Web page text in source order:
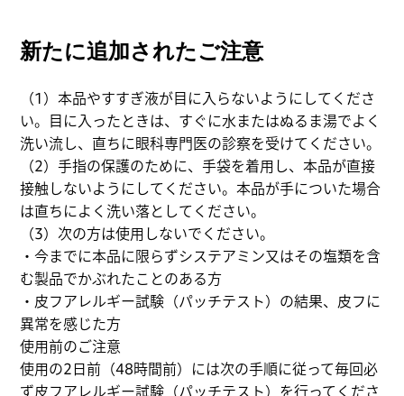
新たに追加されたご注意
（1）本品やすすぎ液が目に入らないようにしてくださ
い。目に入ったときは、すぐに水またはぬるま湯でよく
洗い流し、直ちに眼科専門医の診察を受けてください。
（2）手指の保護のために、手袋を着用し、本品が直接
接触しないようにしてください。本品が手についた場合
は直ちによく洗い落としてください。
（3）次の方は使用しないでください。
・今までに本品に限らずシステアミン又はその塩類を含
む製品でかぶれたことのある方
・皮フアレルギー試験（パッチテスト）の結果、皮フに
異常を感じた方
使用前のご注意
使用の2日前（48時間前）には次の手順に従って毎回必
ず皮フアレルギー試験（パッチテスト）を行ってくださ